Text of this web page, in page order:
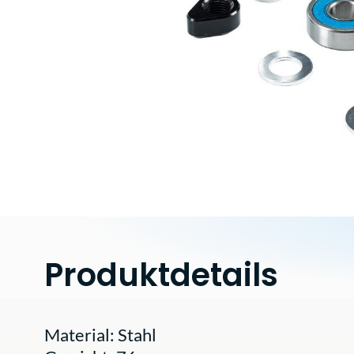
Produktdetails
Material: Stahl